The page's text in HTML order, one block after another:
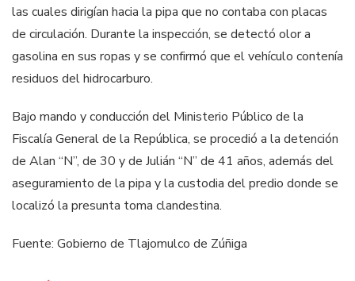
las cuales dirigían hacia la pipa que no contaba con placas
de circulación. Durante la inspección, se detectó olor a
gasolina en sus ropas y se confirmó que el vehículo contenía
residuos del hidrocarburo.
Bajo mando y conducción del Ministerio Público de la
Fiscalía General de la República, se procedió a la detención
de Alan “N”, de 30 y de Julián “N” de 41 años, además del
aseguramiento de la pipa y la custodia del predio donde se
localizó la presunta toma clandestina.
Fuente: Gobierno de Tlajomulco de Zúñiga